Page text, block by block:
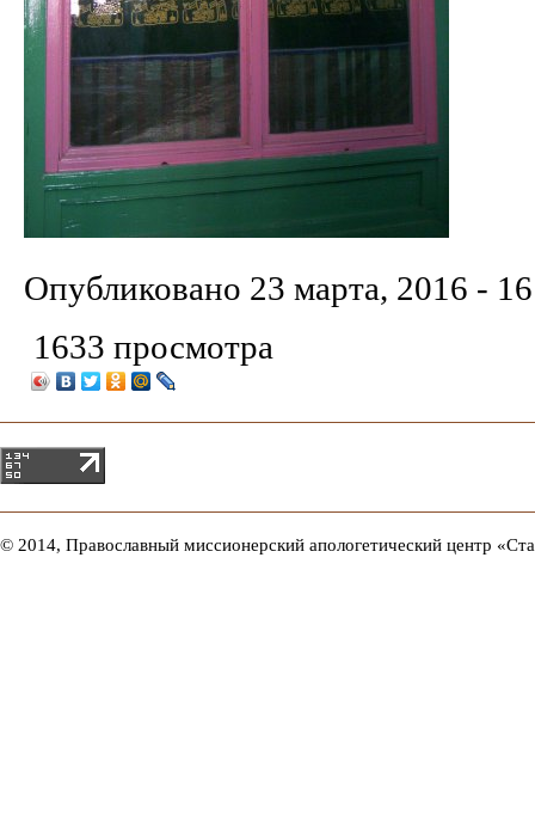
Опубликовано 23 марта, 2016 -
1633 просмотра
© 2014, Православный миссионерский апологетический центр